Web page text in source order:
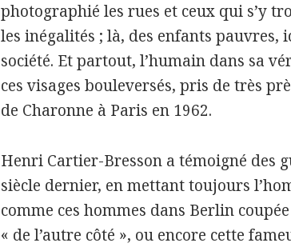
photographié les rues et ceux qui s’y
les inégalités ; là, des enfants pauvres,
société. Et partout, l’humain dans sa
ces visages bouleversés, pris de très
de Charonne à Paris en 1962.
Henri Cartier-Bresson a témoigné des
siècle dernier, en mettant toujours
comme ces hommes dans Berlin
« de l’autre côté », ou encore cette